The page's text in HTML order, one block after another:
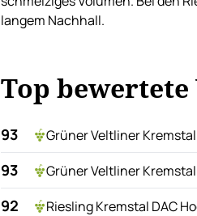
langem Nachhall.
Top bewertete
93 Grüner Veltliner
93 Grüner Veltliner
92 Riesling Kremstal DAC